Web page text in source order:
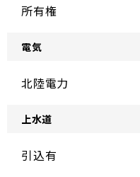
所有権
電気
北陸電力
上水道
引込有